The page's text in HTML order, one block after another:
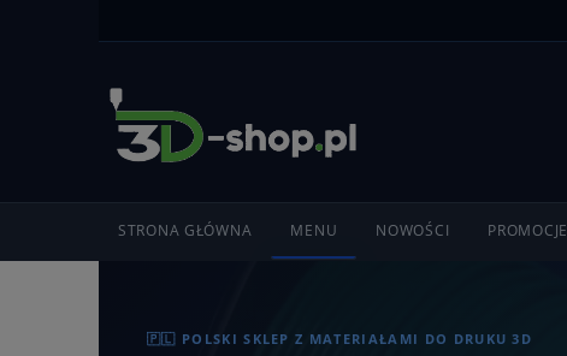
STRONA GŁÓWNA MENU NOWOŚCI PROMOCJE
🇵🇱 POLSKI SKLEP Z MATERIAŁAMI DO DRUKU 3D